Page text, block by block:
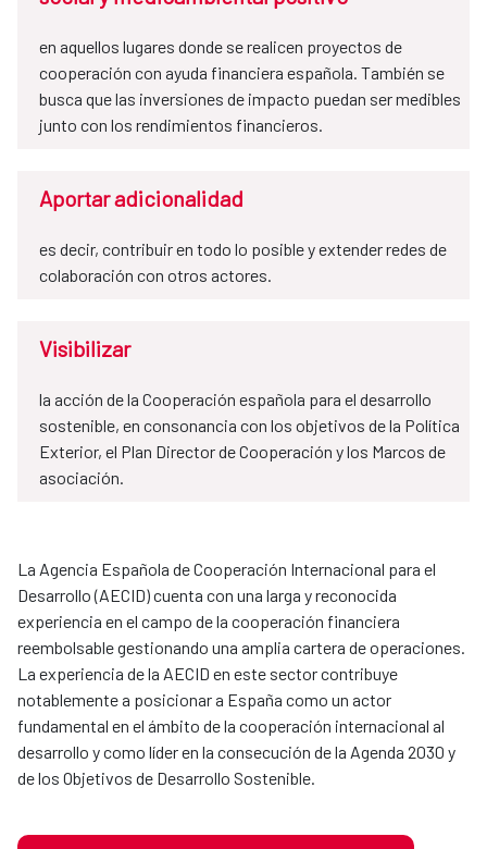
en aquellos lugares donde se realicen proyectos de
cooperación con ayuda financiera española. También se
busca que las inversiones de impacto puedan ser medibles
junto con los rendimientos financieros.
Aportar adicionalidad
es decir, contribuir en todo lo posible y extender redes de
colaboración con otros actores.
Visibilizar
la acción de la Cooperación española para el desarrollo
sostenible, en consonancia con los objetivos de la Política
Exterior, el Plan Director de Cooperación y los Marcos de
asociación.
La Agencia Española de Cooperación Internacional para el
Desarrollo (AECID) cuenta con una larga y reconocida
experiencia en el campo de la cooperación financiera
reembolsable gestionando una amplia cartera de operaciones.
La experiencia de la AECID en este sector contribuye
notablemente a posicionar a España como un actor
fundamental en el ámbito de la cooperación internacional al
desarrollo y como líder en la consecución de la Agenda 2030 y
de los Objetivos de Desarrollo Sostenible.